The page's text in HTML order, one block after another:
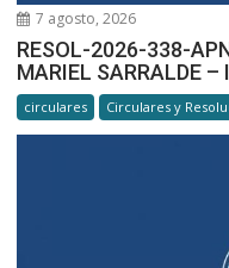
7 agosto, 2026
RESOL-2026-338-
MARIEL SARRALDE –
circulares Circulares y